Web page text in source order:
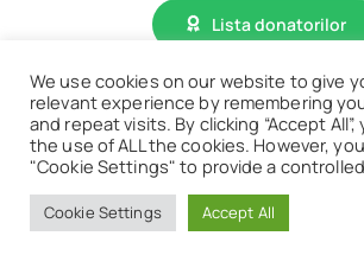
Lista donatorilor
© 2026 • BCU „Carol I” - Toate
Accesează website
Revino la meniu
We use cookies on our website to give
relevant experience by remembering
and repeat visits. By clicking “Accept
the use of ALL the cookies. However,
"Cookie Settings" to provide a
Cookie Settings Accept All